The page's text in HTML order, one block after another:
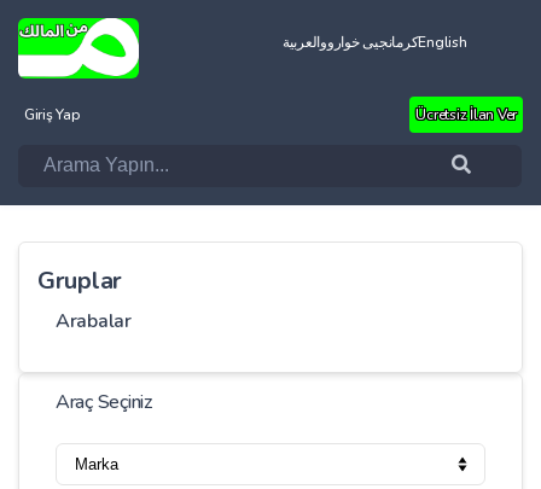
العربيةکرمانجیی خوارووEnglish
Giriş Yap Ücretsiz İlan Ver
Gruplar
Arabalar
Araç Seçiniz